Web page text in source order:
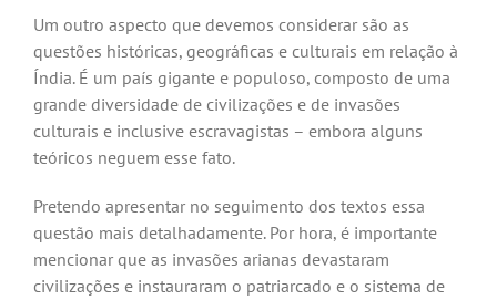
Um outro aspecto que devemos considerar são as
questões históricas, geográficas e culturais em relação à
Índia. É um país gigante e populoso, composto de uma
grande diversidade de civilizações e de invasões
culturais e inclusive escravagistas – embora alguns
teóricos neguem esse fato.
Pretendo apresentar no seguimento dos textos essa
questão mais detalhadamente. Por hora, é importante
mencionar que as invasões arianas devastaram
civilizações e instauraram o patriarcado e o sistema de